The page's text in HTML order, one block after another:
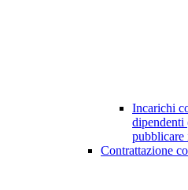
Incarichi
dipendenti
pubblicare
Contrattazione